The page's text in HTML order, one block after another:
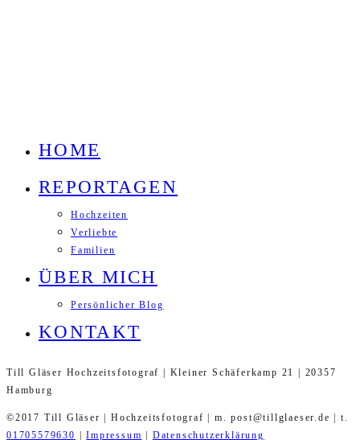
HOME
REPORTAGEN
Hochzeiten
Verliebte
Familien
ÜBER MICH
Persönlicher Blog
KONTAKT
Till Gläser Hochzeitsfotograf | Kleiner Schäferkamp 21 | 20357
Hamburg
©2017 Till Gläser | Hochzeitsfotograf | m. post@tillglaeser.de | t.
01705579630
|Impressum Datenschutzerklärung